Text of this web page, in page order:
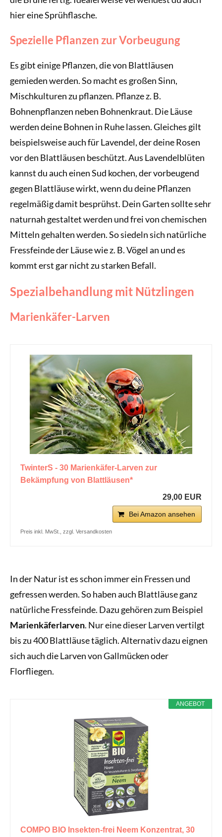
hier eine Sprühflasche.
Spezielle Pflanzen zur Vorbeugung
Es gibt einige Pflanzen, die von Blattläusen
gemieden werden. So macht es großen Sinn,
Mischkulturen zu pflanzen. Pflanze z. B.
Bohnenpflanzen neben Bohnenkraut. Die Läuse
werden deine Bohnen in Ruhe lassen. Gleiches gilt
beispielsweise auch für Lavendel, der deine Rosen
vor den Blattläusen beschützt. Aus Lavendelblüten
kannst du auch einen Sud kochen, der vorbeugend
gegen Blattläuse wirkt, wenn du deine Pflanzen
regelmäßig damit besprühst. Dein Garten sollte sehr
naturnah gestaltet werden und frei von chemischen
Mitteln gehalten werden. So siedeln sich natürliche
Fressfeinde der Läuse wie z. B. Vögel an und es
kommt erst gar nicht zu starken Befall.
Spezialbehandlung mit Nützlingen
Marienkäfer-Larven
TwinterS - 30 Marienkäfer-Larven zur
Bekämpfung von Blattläusen*
29,00 EUR
Bei Amazon ansehen
Preis inkl. MwSt., zzgl. Versandkosten
In der Natur ist es schon immer ein Fressen und
gefressen werden. So haben auch Blattläuse ganz
natürliche Fressfeinde. Dazu gehören zum Beispiel
Marienkäferlarven. Nur eine dieser Larven vertilgt
bis zu 400 Blattläuse täglich. Alternativ dazu eignen
sich auch die Larven von Gallmücken oder
Florfliegen.
ANGEBOT
COMPO BIO Insekten-frei Neem Konzentrat, 30